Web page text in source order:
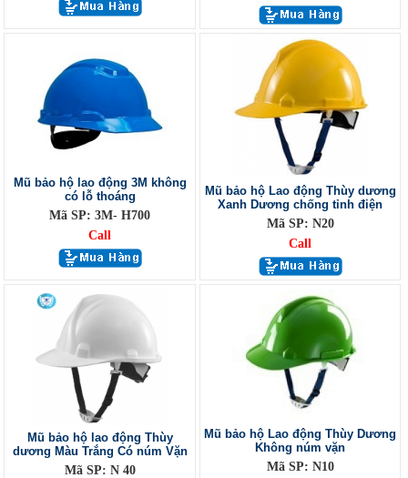
Mũ bảo hộ lao động 3M không
có lỗ thoáng
Mã SP: 3M- H700
Call
Mũ bảo hộ Lao động Thùy dương
Xanh Dương chống tỉnh điện
Mã SP: N20
Call
Mũ bảo hộ lao động Thùy
dương Màu Trắng Có núm Vặn
Mã SP: N 40
Mũ bảo hộ Lao động Thùy Dương
Không núm vặn
Mã SP: N10